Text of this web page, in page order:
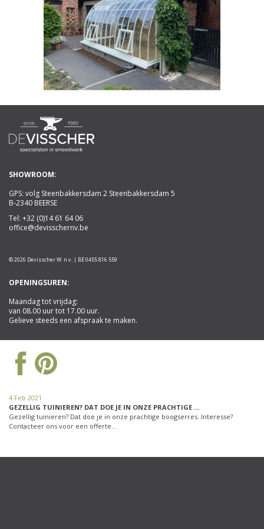
SHOWROOM:
GPS: volg Steenbakkersdam 2 Steenbakkersdam 5
B-2340 BEERSE
Tel: +32 (0)14 61 64 06
office@devisschernv.be
© 2026 Devisscher W. n.v. | BE 0455 816 559
OPENINGSUREN:
Maandag tot vrijdag:
van 08.00 uur tot 17.00 uur.
Gelieve steeds een afspraak te maken.
4 Feb 2021
GEZELLIG TUINIEREN? DAT DOE JE IN ONZE PRACHTIGE …
Gezellig tuinieren? Dat doe je in onze prachtige boogserres. Interesse?
Contacteer ons voor een offerte…